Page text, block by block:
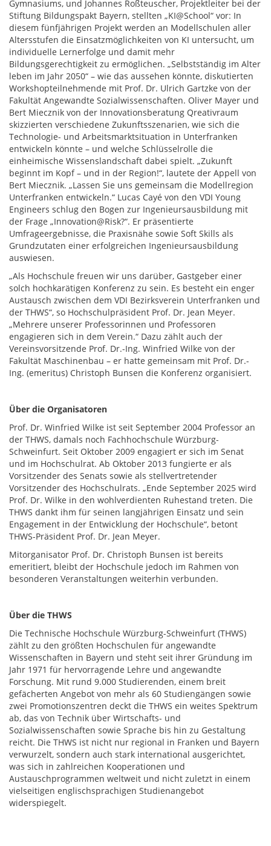
Gymnasiums, und Johannes Roßteuscher, Projektleiter bei der
Stiftung Bildungspakt Bayern, stellten „KI@School“ vor: In
diesem fünfjährigen Projekt werden an Modellschulen aller
Altersstufen die Einsatzmöglichkeiten von KI untersucht, um
individuelle Lernerfolge und damit mehr
Bildungsgerechtigkeit zu ermöglichen. „Selbstständig im Alter
leben im Jahr 2050“ – wie das aussehen könnte, diskutierten
Workshopteilnehmende mit Prof. Dr. Ulrich Gartzke von der
Fakultät Angewandte Sozialwissenschaften. Oliver Mayer und
Bert Miecznik von der Innovationsberatung Qreativraum
skizzierten verschiedene Zukunftsszenarien, wie sich die
Technologie- und Arbeitsmarktsituation in Unterfranken
entwickeln könnte – und welche Schlüsselrolle die
einheimische Wissenslandschaft dabei spielt. „Zukunft
beginnt im Kopf – und in der Region!“, lautete der Appell von
Bert Miecznik. „Lassen Sie uns gemeinsam die Modellregion
Unterfranken entwickeln.“ Lucas Cayé von den VDI Young
Engineers schlug den Bogen zur Ingenieursausbildung mit
der Frage „Innovation@Risk?“. Er präsentierte
Umfrageergebnisse, die Praxisnähe sowie Soft Skills als
Grundzutaten einer erfolgreichen Ingenieursausbildung
auswiesen.
„Als Hochschule freuen wir uns darüber, Gastgeber einer
solch hochkarätigen Konferenz zu sein. Es besteht ein enger
Austausch zwischen dem VDI Bezirksverein Unterfranken und
der THWS“, so Hochschulpräsident Prof. Dr. Jean Meyer.
„Mehrere unserer Professorinnen und Professoren
engagieren sich in dem Verein.“ Dazu zählt auch der
Vereinsvorsitzende Prof. Dr.-Ing. Winfried Wilke von der
Fakultät Maschinenbau – er hatte gemeinsam mit Prof. Dr.-
Ing. (emeritus) Christoph Bunsen die Konferenz organisiert.
Über die Organisatoren
Prof. Dr. Winfried Wilke ist seit September 2004 Professor an
der THWS, damals noch Fachhochschule Würzburg-
Schweinfurt. Seit Oktober 2009 engagiert er sich im Senat
und im Hochschulrat. Ab Oktober 2013 fungierte er als
Vorsitzender des Senats sowie als stellvertretender
Vorsitzender des Hochschulrats. „Ende September 2025 wird
Prof. Dr. Wilke in den wohlverdienten Ruhestand treten. Die
THWS dankt ihm für seinen langjährigen Einsatz und sein
Engagement in der Entwicklung der Hochschule“, betont
THWS-Präsident Prof. Dr. Jean Meyer.
Mitorganisator Prof. Dr. Christoph Bunsen ist bereits
emeritiert, bleibt der Hochschule jedoch im Rahmen von
besonderen Veranstaltungen weiterhin verbunden.
Über die THWS
Die Technische Hochschule Würzburg-Schweinfurt (THWS)
zählt zu den größten Hochschulen für angewandte
Wissenschaften in Bayern und steht seit ihrer Gründung im
Jahr 1971 für hervorragende Lehre und angewandte
Forschung. Mit rund 9.000 Studierenden, einem breit
gefächerten Angebot von mehr als 60 Studiengängen sowie
zwei Promotionszentren deckt die THWS ein weites Spektrum
ab, das von Technik über Wirtschafts- und
Sozialwissenschaften sowie Sprache bis hin zu Gestaltung
reicht. Die THWS ist nicht nur regional in Franken und Bayern
verwurzelt, sondern auch stark international ausgerichtet,
was sich in zahlreichen Kooperationen und
Austauschprogrammen weltweit und nicht zuletzt in einem
vielseitigen englischsprachigen Studienangebot
widerspiegelt.